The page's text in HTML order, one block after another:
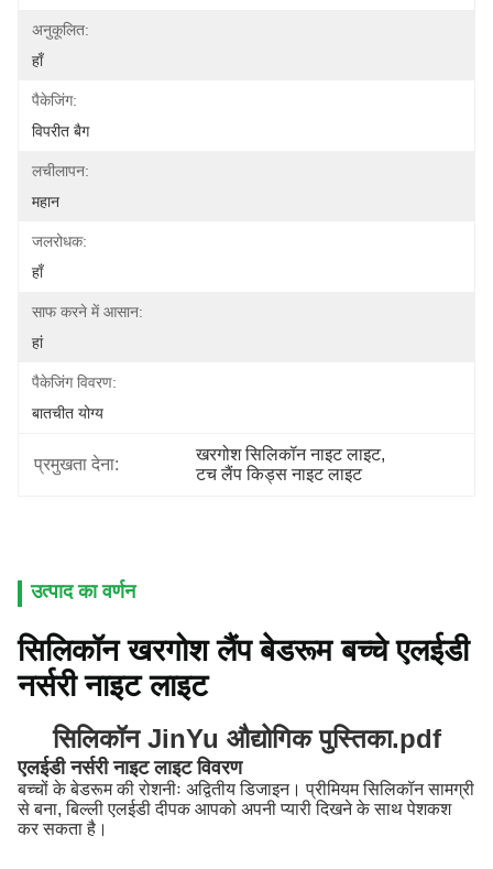
अनुकूलित:
हाँ
पैकेजिंग:
विपरीत बैग
लचीलापन:
महान
जलरोधक:
हाँ
साफ करने में आसान:
हां
पैकेजिंग विवरण:
बातचीत योग्य
प्रमुखता देना:
खरगोश सिलिकॉन नाइट लाइट,
टच लैंप किड्स नाइट लाइट
उत्पाद का वर्णन
सिलिकॉन खरगोश लैंप बेडरूम बच्चे एलईडी
नर्सरी नाइट लाइट
सिलिकॉन JinYu औद्योगिक पुस्तिका.pdf
एलईडी नर्सरी नाइट लाइट विवरण
बच्चों के बेडरूम की रोशनीः अद्वितीय डिजाइन। प्रीमियम सिलिकॉन सामग्री
से बना, बिल्ली एलईडी दीपक आपको अपनी प्यारी दिखने के साथ पेशकश
कर सकता है।